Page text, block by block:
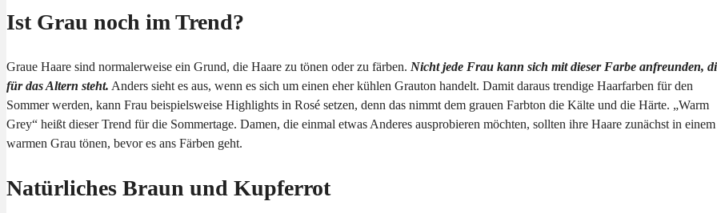
Ist Grau noch im Trend?
Graue Haare sind normalerweise ein Grund, die Haare zu tönen oder zu färben. Nicht jede Frau kann sich mit dieser Farbe anfreunden,
für das Altern steht. Anders sieht es aus, wenn es sich um einen eher kühlen Grauton handelt. Damit daraus trendige Haarfarben für den
Sommer werden, kann Frau beispielsweise Highlights in Rosé setzen, denn das nimmt dem grauen Farbton die Kälte und die Härte. „Warm
Grey“ heißt dieser Trend für die Sommertage. Damen, die einmal etwas Anderes ausprobieren möchten, sollten ihre Haare zunächst in einem
warmen Grau tönen, bevor es ans Färben geht.
Natürliches Braun und Kupferrot